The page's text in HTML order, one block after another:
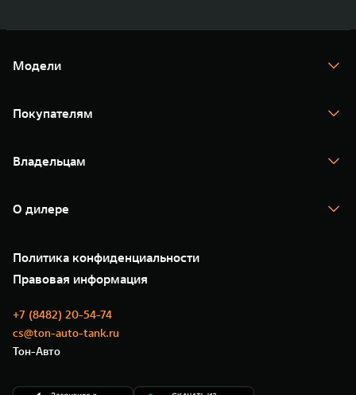
Модели
TANK 400
TANK 500
Покупателям
Тест-драйв
TANK Финансы
Корпоративным клиентам
Зарядные станции
Владельцам
Помощь на дороге
Новые цифровые сервисы TANK
Сервис
Нулевое ТО
Моторные масла
О дилере
35 лет GWM
GWM ТЕХ ДЕНЬ
Новости
Политика конфиденциальности
Правовая информация
+7 (8482) 20-54-74
cs@ton-auto-tank.ru
Тон-Авто